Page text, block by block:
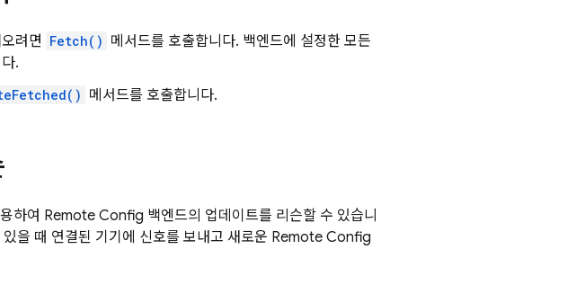
려면 Fetch() 메서드를 호출합니다. 백엔드에 설정한 모든
.
메서드를 호출합니다.
하여 Remote Config 백엔드의 업데이트를 리슨할 수 있습니
을 때 연결된 기기에 신호를 보내고 새로운 Remote Config